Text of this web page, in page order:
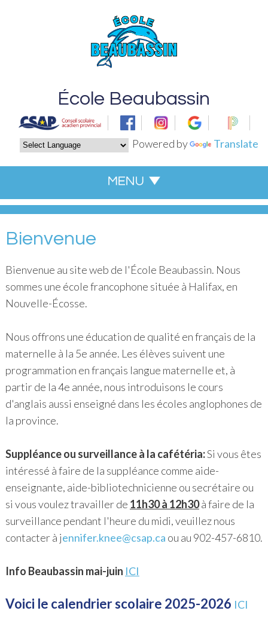
Powered by Translate
École Beaubassin
Bienvenue
Bienvenue au site web de l'École Beaubassin. Nous
sommes une école francophone située à Halifax, en
Nouvelle-Écosse.
Nous offrons une éducation de qualité en français de la
maternelle à la 5e année. Les élèves suivent une
programmation en français langue maternelle et, à
partir de la 4e année, nous introduisons le cours
d'anglais aussi enseigné dans les écoles anglophones de
la province.
Suppléance ou surveillance à la cafétéria:Si vous êtes
intéressé à faire de la suppléance comme aide-
enseignante, aide-bibliotechnicienne ou secrétaire ou
si vous voulez travailler de 11h30 à 12h30à faire de la
surveillance pendant l'heure du midi, veuillez nous
contacter à jennifer.knee@csap.ca ou au 902-457-6810.
Info Beaubassin mai-juin ICI
Voici le calendrier scolaire 2025-2026 ICI